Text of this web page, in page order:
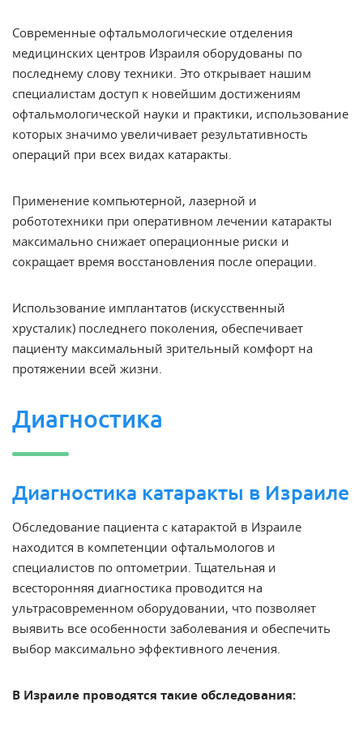
Современные офтальмологические отделения
медицинских центров Израиля оборудованы по
последнему слову техники. Это открывает нашим
специалистам доступ к новейшим достижениям
офтальмологической науки и практики, использование
которых значимо увеличивает результативность
операций при всех видах катаракты.
Применение компьютерной, лазерной и
робототехники при оперативном лечении катаракты
максимально снижает операционные риски и
сокращает время восстановления после операции.
Использование имплантатов (искусственный
хрусталик) последнего поколения, обеспечивает
пациенту максимальный зрительный комфорт на
протяжении всей жизни.
Диагностика
Диагностика катаракты в Израиле
Обследование пациента с катарактой в Израиле
находится в компетенции офтальмологов и
специалистов по оптометрии. Тщательная и
всесторонняя диагностика проводится на
ультрасовременном оборудовании, что позволяет
выявить все особенности заболевания и обеспечить
выбор максимально эффективного лечения.
В Израиле проводятся такие обследования: